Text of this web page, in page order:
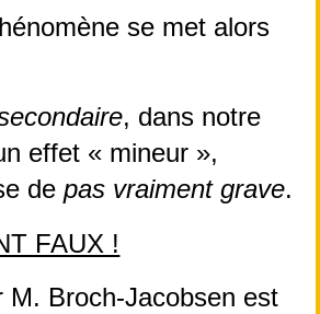
se met alors
, dans notre
effet « mineur »,
de pas vraiment grave.
FAUX !
M. Broch-Jacobsen est